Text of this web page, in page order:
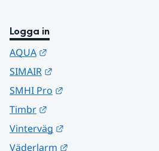
Logga in
AQUA
SIMAIR
SMHI Pro
Timbr
Vinterväg
Väderlarm